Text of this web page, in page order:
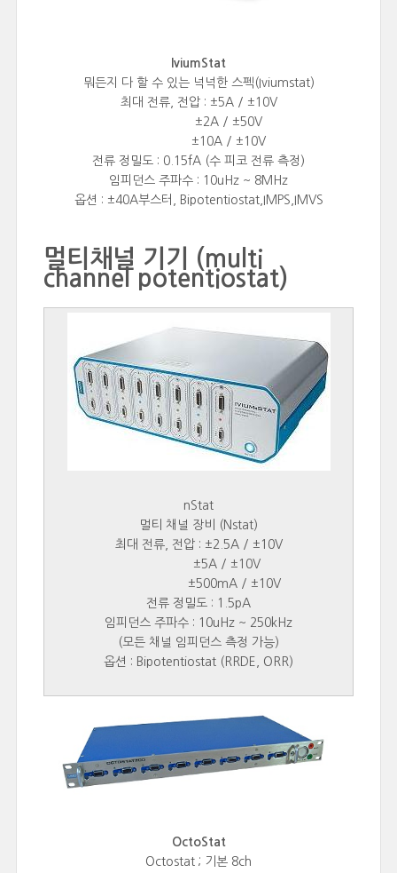
IviumStat
뭐든지 다 할 수 있는 넉넉한 스펙(Iviumstat)
최대 전류, 전압 : ±5A / ±10V
±2A / ±50V
±10A / ±10V
전류 정밀도 : 0.15fA (수 피코 전류 측정)
임피던스 주파수 : 10uHz ~ 8MHz
옵션 : ±40A부스터, Bipotentiostat,IMPS,IMVS
멀티채널 기기 (multi
channel potentiostat)
nStat
멀티 채널 장비 (Nstat)
최대 전류, 전압 : ±2.5A / ±10V
±5A / ±10V
±500mA / ±10V
전류 정밀도 : 1.5pA
임피던스 주파수 : 10uHz ~ 250kHz
(모든 채널 임피던스 측정 가능)
옵션 : Bipotentiostat (RRDE, ORR)
OctoStat
Octostat ; 기본 8ch